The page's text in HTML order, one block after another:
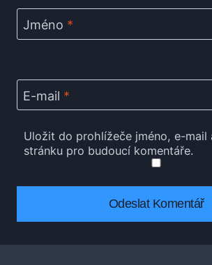
Jméno *
E-mail *
Uložit do prohlížeče jméno, e-mail
stránku pro budoucí komentáře.